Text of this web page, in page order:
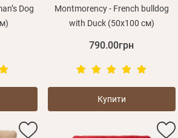
Dog
Montmorency - French bulldog
with Duck (50x100 см)
790.00грн
Купити